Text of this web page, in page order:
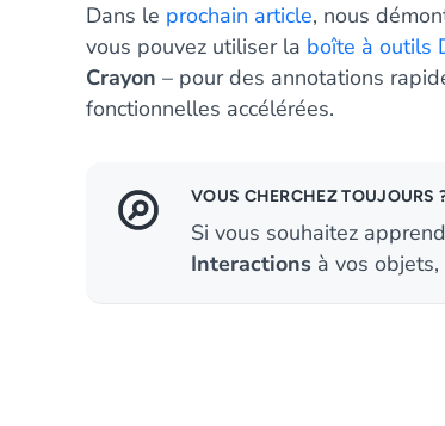
Dans le prochain article, nous
vous pouvez utiliser la boîte à outils
Crayon – pour des annotations
fonctionnelles accélérées.
VOUS CHERCHEZ TOUJOURS
Si vous souhaitez
Interactions à vos